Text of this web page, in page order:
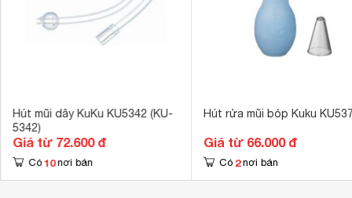
Hút mũi dây KuKu KU5342 (KU-
5342)
Giá từ 72.600 đ
Có 10 nơi bán
Hút rửa mũi bóp Kuku
Giá từ 66.000 đ
Có 2 nơi bán